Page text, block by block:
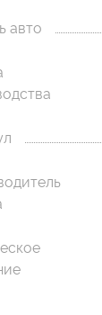
авто